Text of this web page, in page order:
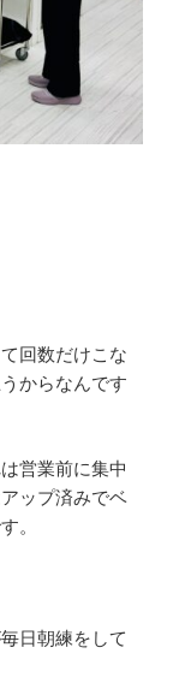
回数だけこな
からなんです
営業前に集中
ップ済みでベ
。
日朝練をして